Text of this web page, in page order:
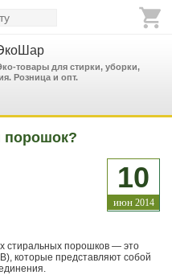
товары для стирки, уборки,
Розница и опт.
порошок?
10
июн 2014
стиральных порошков — это
которые представляют собой